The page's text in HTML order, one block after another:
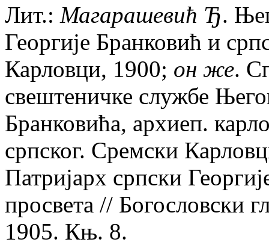
Лит.: Магарашевић Ђ.
Георгиjе Бранковић и
Карловци, 1900; он же.
свештеничке службе
Бранковића, архиеп.
српског. Сремски
Патриjарх српски
просвета // Богословски
1905. Књ. 8.